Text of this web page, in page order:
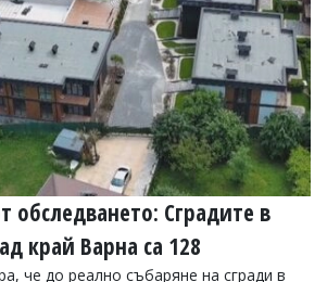
обследването: Сградите в
край Варна са 128
че до реално събаряне на сгради в